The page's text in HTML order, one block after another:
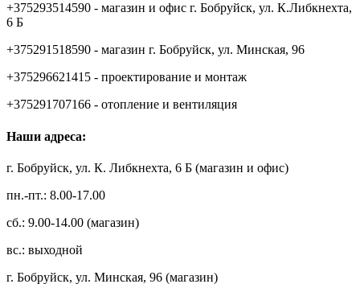
+375293514590 - магазин и офис г. Бобруйск, ул. К.Либкнехта,
6 Б
+375291518590 - магазин г. Бобруйск, ул. Минская, 96
+375296621415 - проектирование и монтаж
+375291707166 - отопление и вентиляция
Наши адреса:
г. Бобруйск, ул. К. Либкнехта, 6 Б (магазин и офис)
пн.-пт.: 8.00-17.00
сб.: 9.00-14.00 (магазин)
вс.: выходной
г. Бобруйск, ул. Минская, 96 (магазин)